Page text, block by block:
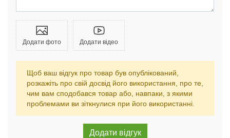
Додати фото Додати відео
Щоб ваш відгук про товар був опублікований,
розкажіть про свій досвід його використання, про те,
чим вам сподобався товар або, навпаки, з якими
проблемами ви зіткнулися при його використанні.